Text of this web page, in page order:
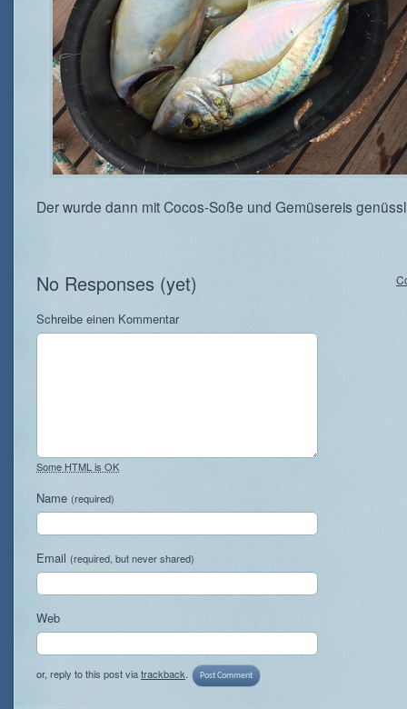
Der wurde dann mit Cocos-Soße und Gemüsereis
No Responses (yet)
Schreibe einen Kommentar
Some HTML is OK
Name (required)
Email (required, but never shared)
Web
or, reply to this post viatrackback